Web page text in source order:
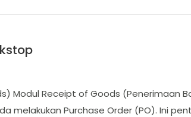
Modul Receipt of Goods
melakukan Purchase Order (PO). Ini